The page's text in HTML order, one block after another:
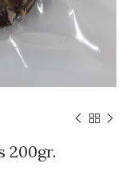
200gr.